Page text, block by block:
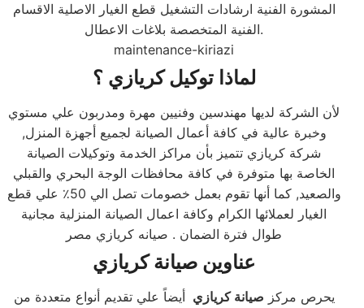
المشورة الفنية ارشادات التشغيل قطع الغيار الاصلية الاقسام
الفنية المتخصصة بلاغات الاعطال.
maintenance-kiriazi
لماذا توكيل كريازي ؟
لأن الشركة لديها مهندسين وفنيين مهرة ومدربون علي مستوي
وخبرة عالية في كافة أعمال الصيانة لجميع أجهزة المنزل,
شركة كريازي تتميز بأن مراكز الخدمة وتوكيلات الصيانة
الخاصة بها متوفرة في كافة محافظات الوجة البحري والقبلي
والصعيد, كما أنها تقوم بعمل خصومات تصل الي 50٪ علي قطع
الغيار لعملائها الكرام وكافة اعمال الصيانة المنزلية مجانية
طوال فترة الضمان . صيانه كريازي مصر
عناوين صيانة كريازي
يحرص مركز صيانة كريازي أيضاً علي تقديم أنواع متعددة من